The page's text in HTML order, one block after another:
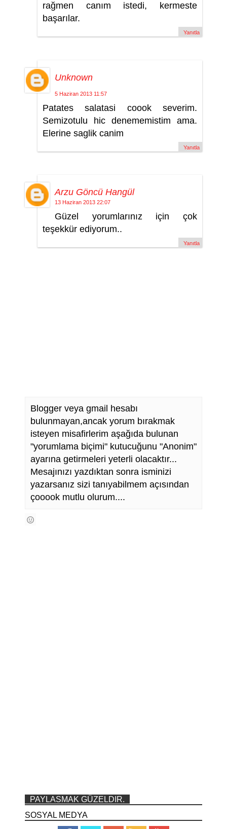
rağmen canım istedi, kermeste
başarılar.
Yanıtla
Unknown
5 Haziran 2013 11:57
Patates salatasi coook severim.
Semizotulu hic denememistim ama.
Elerine saglik canim
Yanıtla
Arzu Göncü Hangül
13 Haziran 2013 22:07
Güzel yorumlarınız için çok
teşekkür ediyorum..
Yanıtla
Blogger veya gmail hesabı
bulunmayan,ancak yorum bırakmak
isteyen misafirlerim aşağıda bulunan
"yorumlama biçimi" kutucuğunu "Anonim"
ayarına getirmeleri yeterli olacaktır...
Mesajınızı yazdıktan sonra isminizi
yazarsanız sizi tanıyabilmem açısından
çooook mutlu olurum....
PAYLASMAK GÜZELDIR.
SOSYAL MEDYA